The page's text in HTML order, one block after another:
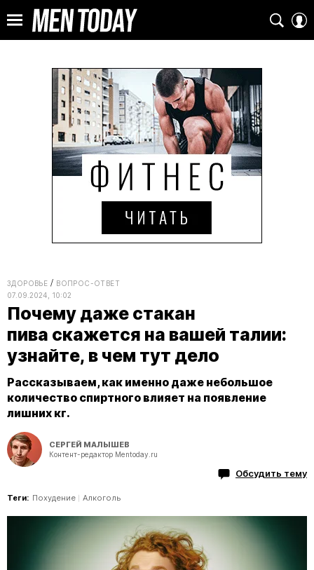
ЗДОРОВЬЕ
ВОПРОС-ОТВЕТ
07.09.2024, 10:02
Почему даже стакан
пива скажется на вашей талии:
узнайте, в чем тут дело
Рассказываем, как именно даже небольшое
количество спиртного влияет на появление
лишних кг.
СЕРГЕЙ МАЛЫШЕВ
Контент-редактор Mentoday.ru
Обсудить тему
Теги: Похудение Алкоголь